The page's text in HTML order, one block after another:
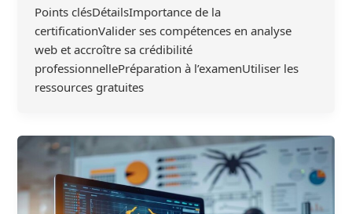
Points clésDétailsImportance de la
certificationValider ses compétences en analyse
web et accroître sa crédibilité
professionnellePréparation à l’examenUtiliser les
ressources gratuites